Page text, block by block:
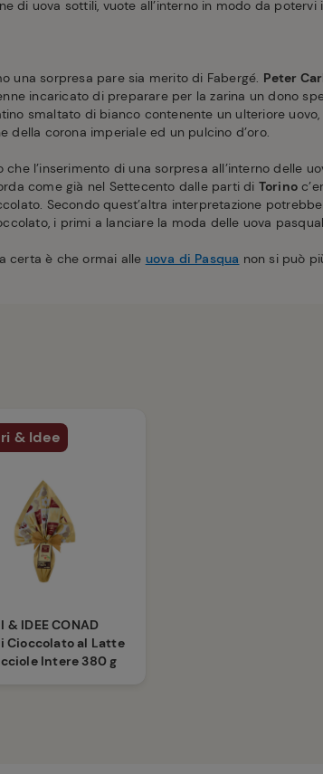
di uova sottili, vuote all’interno in modo da potervi
una sorpresa pare sia merito di Fabergé. Peter
incaricato di preparare per la zarina un dono
smaltato di bianco contenente un ulteriore
della corona imperiale ed un pulcino d’oro.
l’inserimento di una sorpresa all’interno delle
come già nel Settecento dalle parti di Torino
Secondo quest’altra interpretazione
i primi a lanciare la moda delle uova
certa è che ormai alle uova di Pasqua non si può
& Idee
& IDEE CONAD
Cioccolato al Latte
Intere 380 g